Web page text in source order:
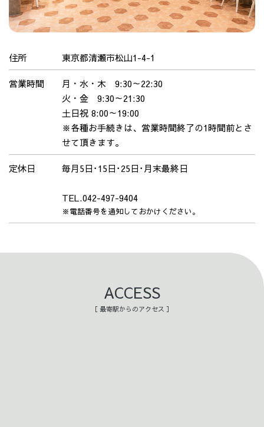
住所 東京都清瀬市松山1-4-1
営業時間
月・水・木 9:30～22:30
火・金 9:30～21:30
土日祝 8:00～19:00
※各種お手続きは、営業時間終了の1時間前とさ
せて頂きます。
定休日 毎月5日･15日･25日･月末最終日
TEL.042-497-9404
※電話番号を通知しておかけください。
ACCESS
［ 最寄駅からのアクセス ］